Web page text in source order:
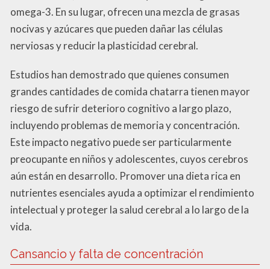
omega-3. En su lugar, ofrecen una mezcla de grasas
nocivas y azúcares que pueden dañar las células
nerviosas y reducir la plasticidad cerebral.
Estudios han demostrado que quienes consumen
grandes cantidades de comida chatarra tienen mayor
riesgo de sufrir deterioro cognitivo a largo plazo,
incluyendo problemas de memoria y concentración.
Este impacto negativo puede ser particularmente
preocupante en niños y adolescentes, cuyos cerebros
aún están en desarrollo. Promover una dieta rica en
nutrientes esenciales ayuda a optimizar el rendimiento
intelectual y proteger la salud cerebral a lo largo de la
vida.
Cansancio y falta de concentración